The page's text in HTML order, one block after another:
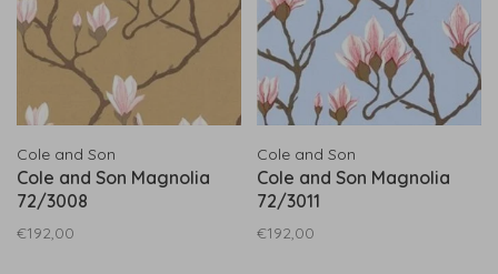
Cole and Son
Cole and Son Magnolia
72/3008
€192,00
Cole and Son
Cole and Son Magnolia
72/3011
€192,00